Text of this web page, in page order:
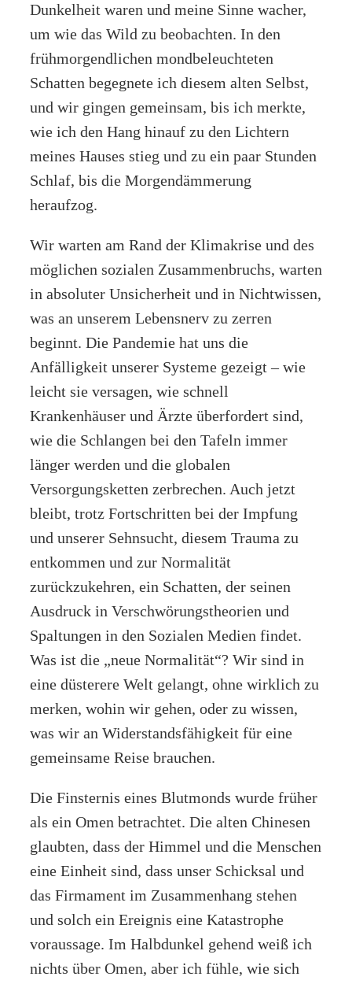
Dunkelheit waren und meine Sinne wacher,
um wie das Wild zu beobachten. In den
frühmorgendlichen mondbeleuchteten
Schatten begegnete ich diesem alten Selbst,
und wir gingen gemeinsam, bis ich merkte,
wie ich den Hang hinauf zu den Lichtern
meines Hauses stieg und zu ein paar Stunden
Schlaf, bis die Morgendämmerung
heraufzog.
Wir warten am Rand der Klimakrise und des
möglichen sozialen Zusammenbruchs, warten
in absoluter Unsicherheit und in Nichtwissen,
was an unserem Lebensnerv zu zerren
beginnt. Die Pandemie hat uns die
Anfälligkeit unserer Systeme gezeigt – wie
leicht sie versagen, wie schnell
Krankenhäuser und Ärzte überfordert sind,
wie die Schlangen bei den Tafeln immer
länger werden und die globalen
Versorgungsketten zerbrechen. Auch jetzt
bleibt, trotz Fortschritten bei der Impfung
und unserer Sehnsucht, diesem Trauma zu
entkommen und zur Normalität
zurückzukehren, ein Schatten, der seinen
Ausdruck in Verschwörungstheorien und
Spaltungen in den Sozialen Medien findet.
Was ist die „neue Normalität“? Wir sind in
eine düsterere Welt gelangt, ohne wirklich zu
merken, wohin wir gehen, oder zu wissen,
was wir an Widerstandsfähigkeit für eine
gemeinsame Reise brauchen.
Die Finsternis eines Blutmonds wurde früher
als ein Omen betrachtet. Die alten Chinesen
glaubten, dass der Himmel und die Menschen
eine Einheit sind, dass unser Schicksal und
das Firmament im Zusammenhang stehen
und solch ein Ereignis eine Katastrophe
voraussage. Im Halbdunkel gehend weiß ich
nichts über Omen, aber ich fühle, wie sich